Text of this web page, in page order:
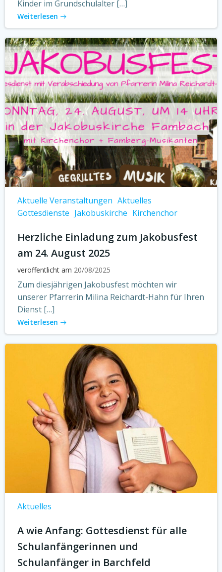
Kinder im Grundschulalter […]
Weiterlesen
Aktuelle Veranstaltungen Aktuelles
Gottesdienste Jakobuskirche Kirchenchor
Herzliche Einladung zum Jakobusfest
am 24. August 2025
veröffentlicht am 20/08/2025
Zum diesjährigen Jakobusfest möchten wir
unserer Pfarrerin Milina Reichardt-Hahn für Ihren
Dienst […]
Weiterlesen
Aktuelles
A wie Anfang: Gottesdienst für alle
Schulanfängerinnen und
Schulanfänger in Barchfeld